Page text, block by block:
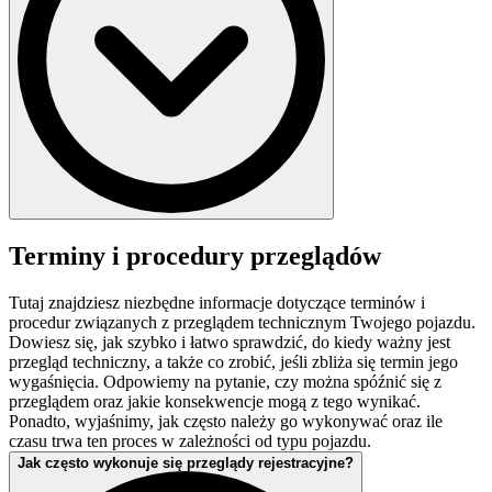
Cena za badanie techniczne uzależniona jest od rodzaju
wykonywanego badania, oraz od rodzaju badanego pojazdu. Ceny
za badania techniczne są cenami urzędowymi, jednakowe we
Terminy i procedury przeglądów
Tutaj znajdziesz niezbędne informacje dotyczące terminów i
procedur związanych z przeglądem technicznym Twojego pojazdu.
Dowiesz się, jak szybko i łatwo sprawdzić, do kiedy ważny jest
przegląd techniczny, a także co zrobić, jeśli zbliża się termin jego
wygaśnięcia. Odpowiemy na pytanie, czy można spóźnić się z
przeglądem oraz jakie konsekwencje mogą z tego wynikać.
Ponadto, wyjaśnimy, jak często należy go wykonywać oraz ile
czasu trwa ten proces w zależności od typu pojazdu.
Jak często wykonuje się przeglądy rejestracyjne?